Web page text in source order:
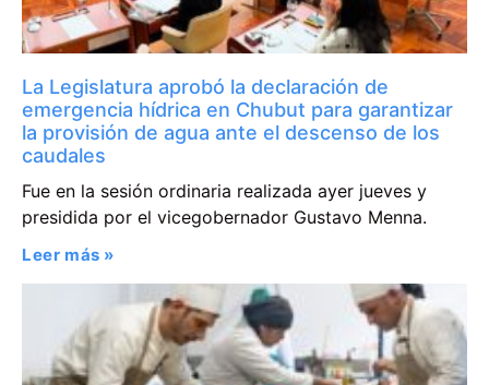
La Legislatura aprobó la declaración de
emergencia hídrica en Chubut para garantizar
la provisión de agua ante el descenso de los
caudales
Fue en la sesión ordinaria realizada ayer jueves y
presidida por el vicegobernador Gustavo Menna.
Leer más »